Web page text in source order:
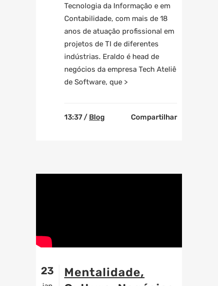
Tecnologia da Informação e em
Contabilidade, com mais de 18
anos de atuação profissional em
projetos de TI de diferentes
indústrias. Eraldo é head de
negócios da empresa Tech Ateliê
de Software, que >
13:37 / Blog Compartilhar
23
Mentalidade,